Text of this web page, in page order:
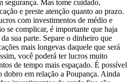
segurança. Mas tome cuidado,
e preste atenção quanto ao prazo.
com investimentos de médio e
se complicar, é importante que haja
sua parte. Separe o dinheiro que
mais longevas daquele que será
você poderá ter lucros muito
de tempo mais espaçado. É possível
dobro em relação a Poupança. Ainda